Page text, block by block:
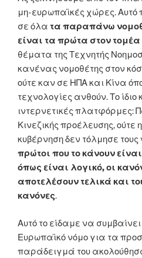
μη-ευρωπαϊκές χώρες. Αυτό
σε όλα τα παραπάνω
είναι τα πρώτα στον τομέα
θέματα της Τεχνητής
κανένας νομοθέτης στον
ούτε καν σε ΗΠΑ και Κίνα
τεχνολογίες ανθούν. Το ίδιο
ιντερνετικές πλατφόρμες:
Κινεζικής προέλευσης, ούτε
κυβέρνηση δεν τόλμησε
πρώτοι που το κάνουν
όπως είναι λογικό, οι
αποτελέσουν τελικά και
κανόνες.
Αυτό το είδαμε να συμβαίνει
Ευρωπαϊκό νόμο για τα
παράδειγμά του